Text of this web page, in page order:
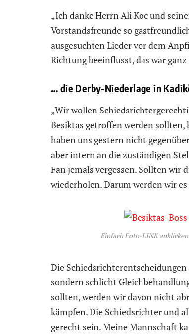
„Ich danke Herrn Ali Koc und
Vorstandsfreunde so
ausgesuchten Lieder vor dem
Richtung beeinflusst, das war
… die Derby-Niederlage in
„Wir wollen
Besiktas getroffen werden
haben uns gestern nicht
aber intern an die zuständigen
Fan jemals vergessen. Sollten wir
wiederholen. Darum werden wir
Einfach Foto-LINK
Die
sondern schlicht
sollten, werden wir davon nicht
kämpfen. Die Schiedsrichter und
gerecht sein. Meine Mannschaft